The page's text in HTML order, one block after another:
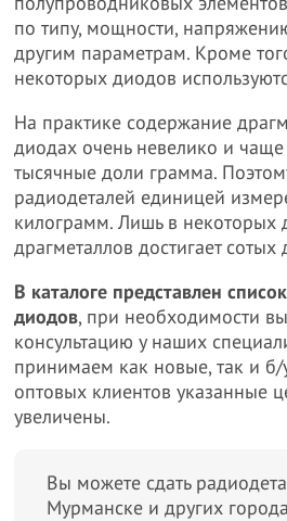
по типу, мощности,
другим параметрам. Кроме
некоторых диодов
На практике содержание
диодах очень невелико и чаще
тысячные доли грамма.
радиодеталей единицей
килограмм. Лишь в некоторых
драгметаллов достигает
В каталоге представлен
диодов, при необходимости
консультацию у наших
принимаем как новые, так и
оптовых клиентов указанные
увеличены.
Вы можете сдать
Мурманске и других